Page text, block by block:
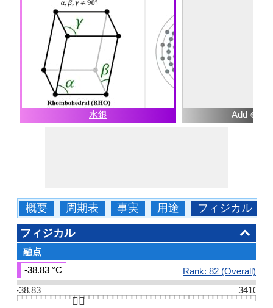
水銀 Add ⊕
概要 周期表 事実 用途 フィジカル
フィジカル
融点
-38.83 °C
Rank: 82 (Overall)
-38.83
3410
👆🏻